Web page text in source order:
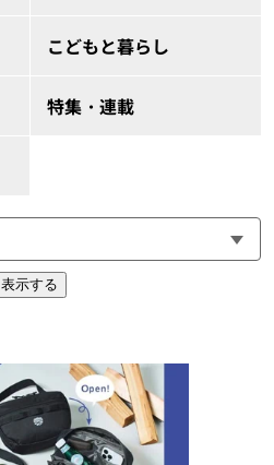
こどもと暮らし
特集・連載
表示する